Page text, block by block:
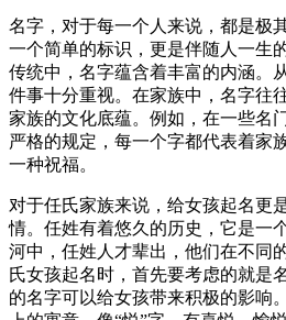
名字，对于每一个人来说，都是极
一个简单的标识，更是伴随人一生
传统中，名字蕴含着丰富的内涵。
件事十分重视。在家族中，名字往
家族的文化底蕴。例如，在一些名
严格的规定，每一个字都代表着家
一种祝福。
对于任氏家族来说，给女孩起名更
情。任姓有着悠久的历史，它是一
河中，任姓人才辈出，他们在不同
氏女孩起名时，首先要考虑的就是
的名字可以给女孩带来积极的影响